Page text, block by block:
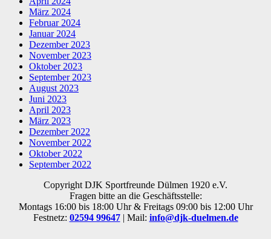
März 2024
Februar 2024
Januar 2024
Dezember 2023
November 2023
Oktober 2023
September 2023
August 2023
Juni 2023
April 2023
März 2023
Dezember 2022
November 2022
Oktober 2022
September 2022
Copyright DJK Sportfreunde Dülmen 1920 e.V.
Fragen bitte an die Geschäftsstelle:
Montags 16:00 bis 18:00 Uhr & Freitags 09:00 bis 12:00 Uhr
Festnetz: 02594 99647| Mail: info@djk-duelmen.de